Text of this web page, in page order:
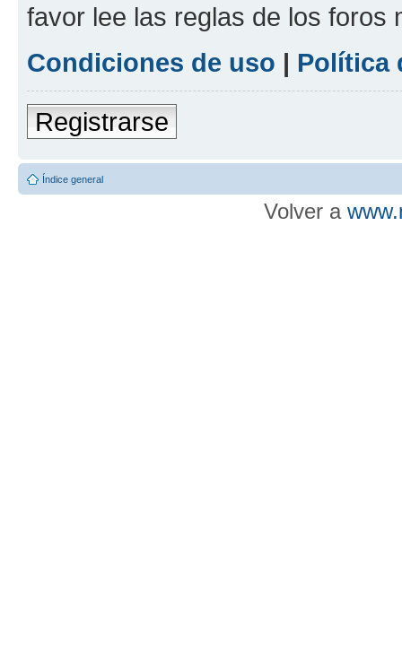
favor lee las reglas de los foros
Condiciones de uso | Política
Registrarse
Índice general
Volver a